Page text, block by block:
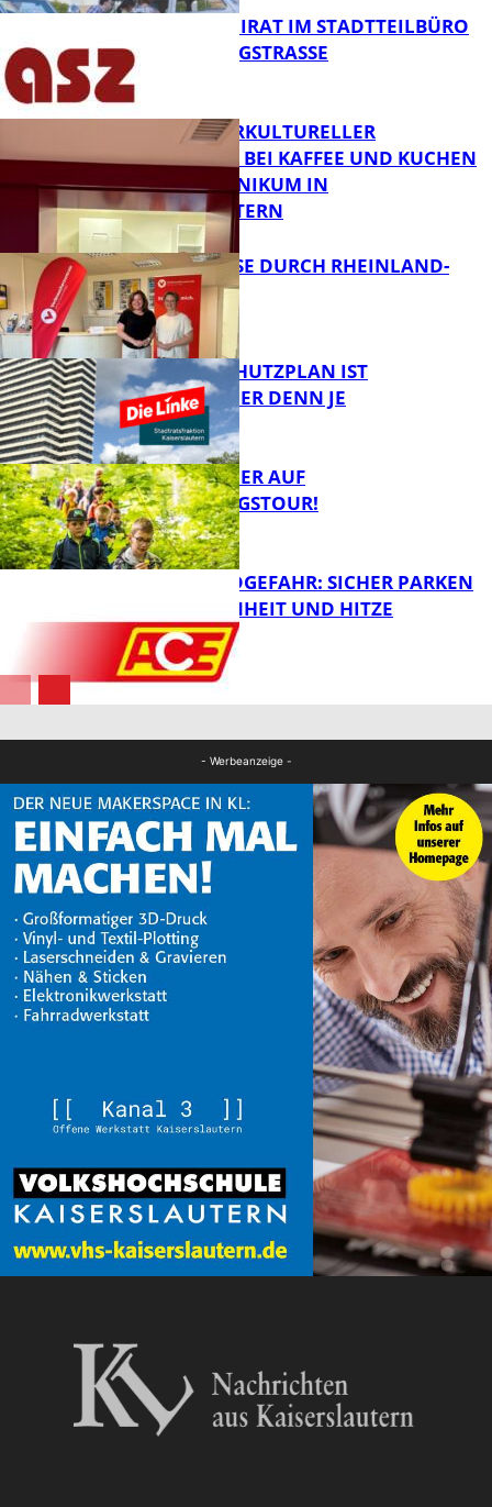
FB News
FB News
SENIORENBEIRAT IM STADTTEILBÜRO
IN DER KÖNIGSTRASSE
FB Gesundheit
NEUER INTERKULTURELLER
TREFFPUNKT BEI KAFFEE UND KUCHEN
IM PFALZKLINIKUM IN
KAISERSLAUTERN
Panorama
SOMMERREISE DURCH RHEINLAND-
PFALZ
FB News
EIN HITZESCHUTZPLAN IST
NOTWENDIGER DENN JE
MIT DEM JÄGER AUF
ENTDECKUNGSTOUR!
WALDBRANDGEFAHR: SICHER PARKEN
BEI TROCKENHEIT UND HITZE
- Werbeanzeige -